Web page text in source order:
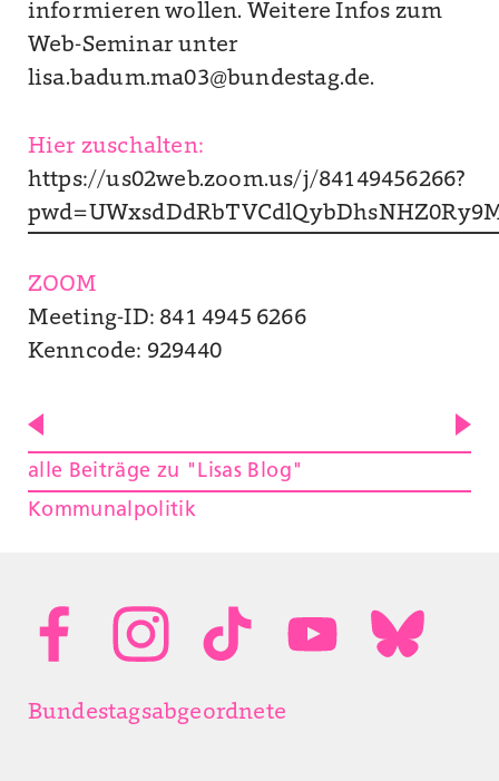
informieren wollen. Weitere Infos zum
Web-Seminar unter
lisa.badum.ma03@bundestag.de.
Hier zuschalten:
https://us02web.zoom.us/j/84149456266?
ZOOM
Meeting-ID: 841 4945 6266
Kenncode: 929440
alle Beiträge zu "Lisas Blog"
Kommunalpolitik
Bundestagsabgeordnete